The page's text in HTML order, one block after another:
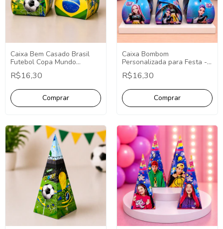
Caixa Bem Casado Brasil
Futebol Copa Mundo
Lembrancinhas 10 Unidades
R$16,30
Caixa Bombom
Personalizada para Festa -
Fazemos Qualquer Tema -
Lembrancinha
R$16,30